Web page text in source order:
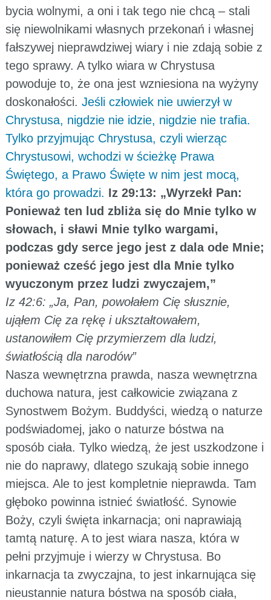
bycia wolnymi, a oni i tak tego nie chcą – stali
się niewolnikami własnych przekonań i własnej
fałszywej nieprawdziwej wiary i nie zdają sobie z
tego sprawy. A tylko wiara w Chrystusa
powoduje to, że ona jest wzniesiona na wyżyny
doskonałości. Jeśli człowiek nie uwierzył w
Chrystusa, nigdzie nie idzie, nigdzie nie trafia.
Tylko przyjmując Chrystusa, czyli wierząc
Chrystusowi, wchodzi w ścieżkę Prawa
Świętego, a Prawo Święte w nim jest mocą,
która go prowadzi. Iz 29:13: „Wyrzekł Pan:
Ponieważ ten lud zbliża się do Mnie tylko w
słowach, i sławi Mnie tylko wargami,
podczas gdy serce jego jest z dala ode Mnie;
ponieważ cześć jego jest dla Mnie tylko
wyuczonym przez ludzi zwyczajem,”
Iz 42:6: „Ja, Pan, powołałem Cię słusznie,
ująłem Cię za rękę i ukształtowałem,
ustanowiłem Cię przymierzem dla ludzi,
światłością dla narodów”
Nasza wewnętrzna prawda, nasza wewnętrzna
duchowa natura, jest całkowicie związana z
Synostwem Bożym. Buddyści, wiedzą o naturze
podświadomej, jako o naturze bóstwa na
sposób ciała. Tylko wiedzą, że jest uszkodzone i
nie do naprawy, dlatego szukają sobie innego
miejsca. Ale to jest kompletnie nieprawda. Tam
głęboko powinna istnieć światłość. Synowie
Boży, czyli święta inkarnacja; oni naprawiają
tamtą naturę. A to jest wiara nasza, która w
pełni przyjmuje i wierzy w Chrystusa. Bo
inkarnacja ta zwyczajna, to jest inkarnująca się
nieustannie natura bóstwa na sposób ciała,